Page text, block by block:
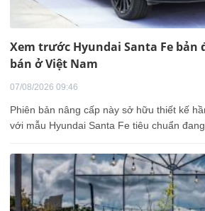
Xem trước Hyundai Santa Fe bản
bán ở Việt Nam
07/08/2026 09:46
Phiên bản nâng cấp này sở hữu thiết kế
với mẫu Hyundai Santa Fe tiêu chuẩn